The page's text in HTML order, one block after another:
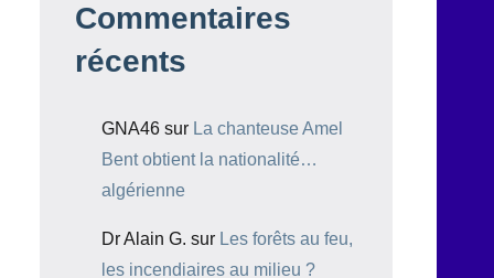
Commentaires
récents
GNA46 sur La chanteuse Amel
Bent obtient la nationalité…
algérienne
Dr Alain G. sur Les forêts au feu,
les incendiaires au milieu ?